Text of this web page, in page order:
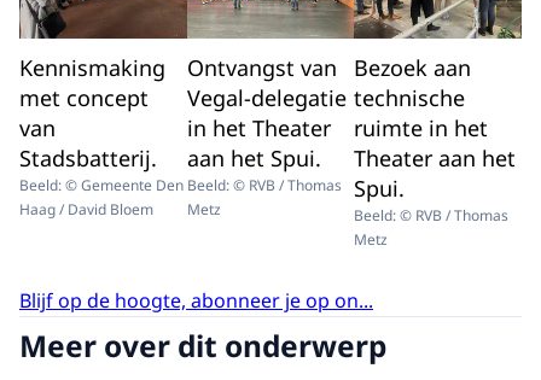
Kennismaking
met concept
van
Stadsbatterij.
Beeld: © Gemeente Den
Haag / David Bloem
Ontvangst van
Vegal-delegatie
in het Theater
aan het Spui.
Beeld: © RVB / Thomas
Metz
Bezoek aan
technische
ruimte in het
Theater aan het
Spui.
Beeld: © RVB / Thomas
Metz
Blijf op de hoogte, abonneer je op on...
Meer over dit onderwerp